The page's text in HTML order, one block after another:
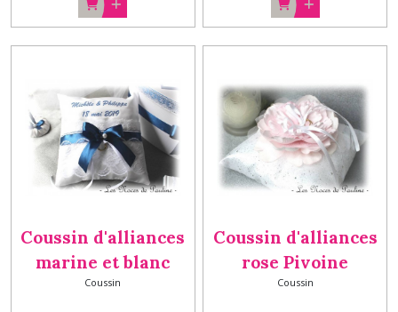
Coussin d'alliances
marine et blanc
dentelle
Coussin
Coussin d'alliances
rose Pivoine
Paillettes, porte-
Coussin